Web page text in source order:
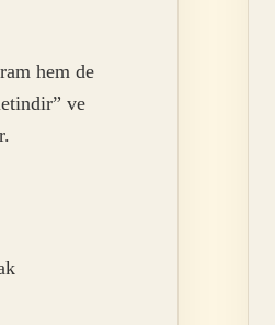
hem de
ve